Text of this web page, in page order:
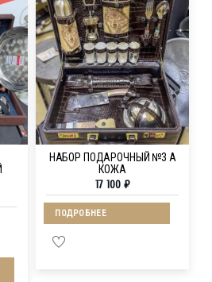
НАБОР ПОДАРОЧНЫЙ №3 А
КОЖА
17 100 ₽
ПОДРОБНЕЕ